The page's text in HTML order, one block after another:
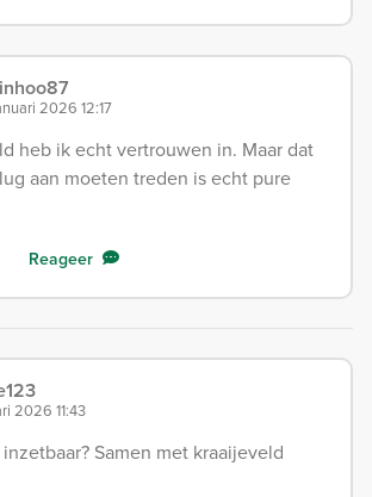
2026 12:17
heb ik echt vertrouwen in. Maar dat
aan moeten treden is echt pure
Reageer
2026 11:43
Samen met kraaijeveld